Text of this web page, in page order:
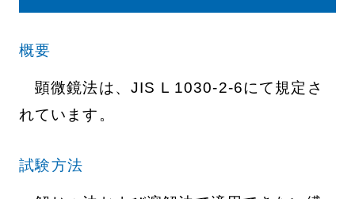
概要
顕微鏡法は、JIS L 1030-2-6にて規定さ
れています。
試験方法